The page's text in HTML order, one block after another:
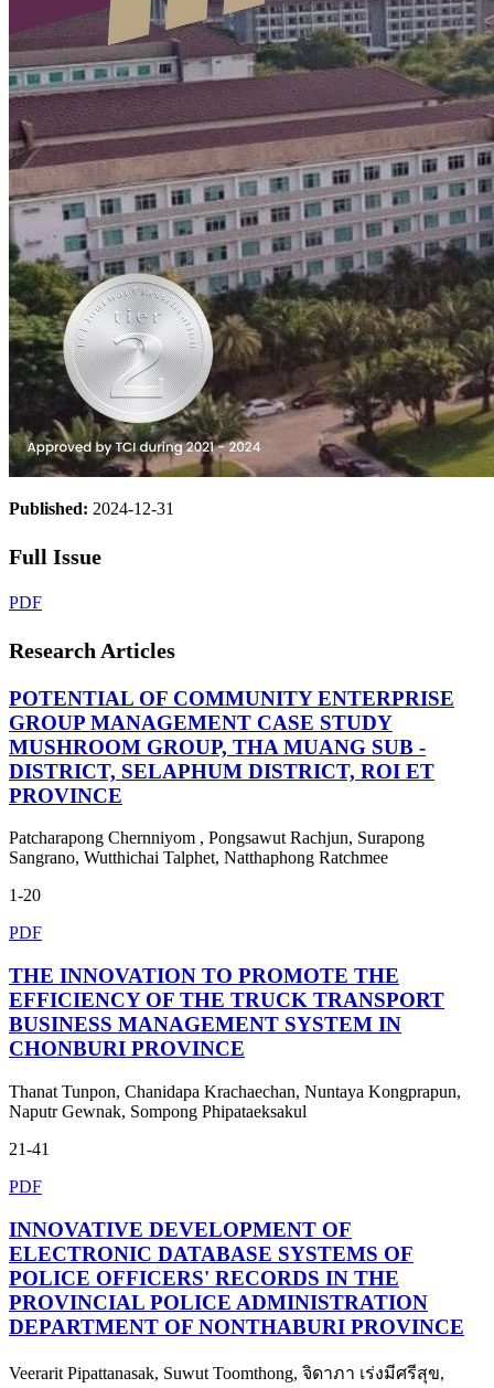
Published: 2024-12-31
Full Issue
PDF
Research Articles
POTENTIAL OF COMMUNITY ENTERPRISE
GROUP MANAGEMENT CASE STUDY
MUSHROOM GROUP, THA MUANG SUB -
DISTRICT, SELAPHUM DISTRICT, ROI ET
PROVINCE
Patcharapong Chernniyom , Pongsawut Rachjun, Surapong
Sangrano, Wutthichai Talphet, Natthaphong Ratchmee
1-20
PDF
THE INNOVATION TO PROMOTE THE
EFFICIENCY OF THE TRUCK TRANSPORT
BUSINESS MANAGEMENT SYSTEM IN
CHONBURI PROVINCE
Thanat Tunpon, Chanidapa Krachaechan, Nuntaya Kongprapun,
Naputr Gewnak, Sompong Phipataeksakul
21-41
PDF
INNOVATIVE DEVELOPMENT OF
ELECTRONIC DATABASE SYSTEMS OF
POLICE OFFICERS' RECORDS IN THE
PROVINCIAL POLICE ADMINISTRATION
DEPARTMENT OF NONTHABURI PROVINCE
Veerarit Pipattanasak, Suwut Toomthong, จิดาภา เร่งมีศรีสุข,